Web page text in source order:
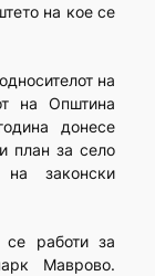
на кое се
на
на Општина
донесе
план за село
законски
се работи за
Маврово.